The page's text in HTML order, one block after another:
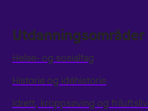
Utdanningsområder
Helse- og sosialfag
Historie og idéhistorie
Idrett, kroppsøving og friluftsliv